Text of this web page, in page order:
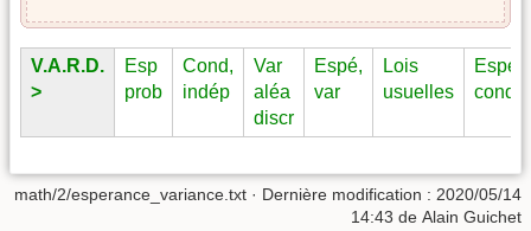
V.A.R.D.
>
Esp
prob
Cond,
indép
Var
aléa
discr
Espé,
var
Lois
usuelles
Espé
condi
math/2/esperance_variance.txt · Dernière modification : 2020/05/14
14:43 de Alain Guichet